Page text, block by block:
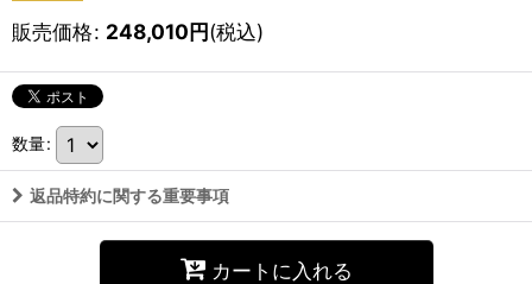
販売価格: 248,010円(税込)
数量:
返品特約に関する重要事項
カートに入れる